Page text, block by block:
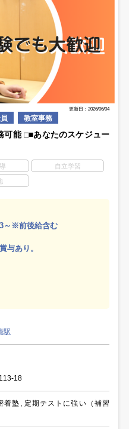
更新日：2026/06/04
教室事務
可能 □■あなたのスケジュー
自立学習
～※前後給含む
与あり。
駅
18
着塾, 定期テストに強い（補習